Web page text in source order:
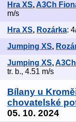
Hra XS, A3Ch
m/s
Hra XS, Rozárka:
Jumping XS,
Jumping XS,
tr. b., 4.51 m/s
Bílany u
chovatelské
05. 10. 2024